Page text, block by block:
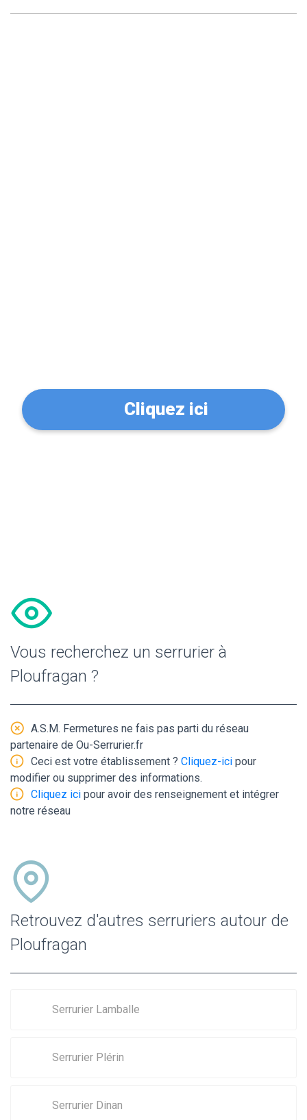
Cliquez ici
Vous recherchez un serrurier à
Ploufragan ?
A.S.M. Fermetures ne fais pas parti du réseau
partenaire de Ou-Serrurier.fr
Ceci est votre établissement ? Cliquez-ici pour
modifier ou supprimer des informations.
Cliquez ici pour avoir des renseignement et intégrer
notre réseau
Retrouvez d'autres serruriers autour de
Ploufragan
Serrurier Lamballe
Serrurier Plérin
Serrurier Dinan